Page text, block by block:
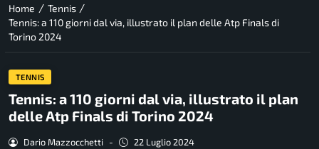
Home / Tennis /
Tennis: a 110 giorni dal via, illustrato il plan delle Atp Finals di
Torino 2024
TENNIS
Tennis: a 110 giorni dal via, illustrato il plan
delle Atp Finals di Torino 2024
Dario Mazzocchetti - 22 Luglio 2024